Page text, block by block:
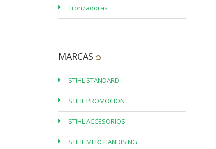
Tronzadoras
MARCAS
STIHL STANDARD
STIHL PROMOCION
STIHL ACCESORIOS
STIHL MERCHANDISING